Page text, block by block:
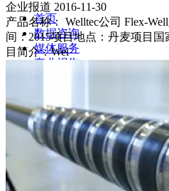
首页
数据咨询
媒体服务
产业报告
企业报道 2016-11-30
产品名称： Welltec公司 Flex-
间：2015项目地点：丹麦项目
目简介：Wel